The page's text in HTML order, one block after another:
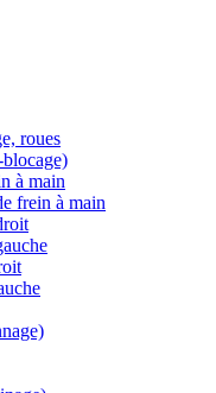
roues
à main
frein à main